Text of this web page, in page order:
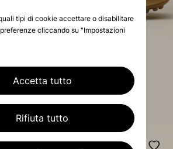
tipi di cookie accettare o disabilitare
cliccando su "Impostazioni
Accetta tutto
Rifiuta tutto